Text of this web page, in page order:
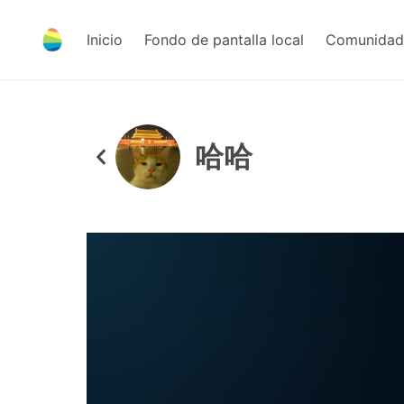
Inicio Fondo de pantalla local
哈哈